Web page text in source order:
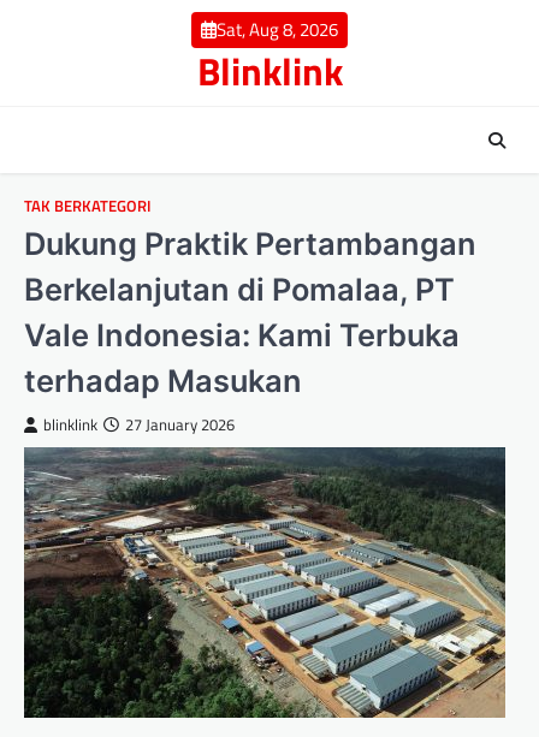
Sat, Aug 8, 2026
Blinklink
TAK BERKATEGORI
Dukung Praktik Pertambangan
Berkelanjutan di Pomalaa, PT
Vale Indonesia: Kami Terbuka
terhadap Masukan
blinklink 27 January 2026